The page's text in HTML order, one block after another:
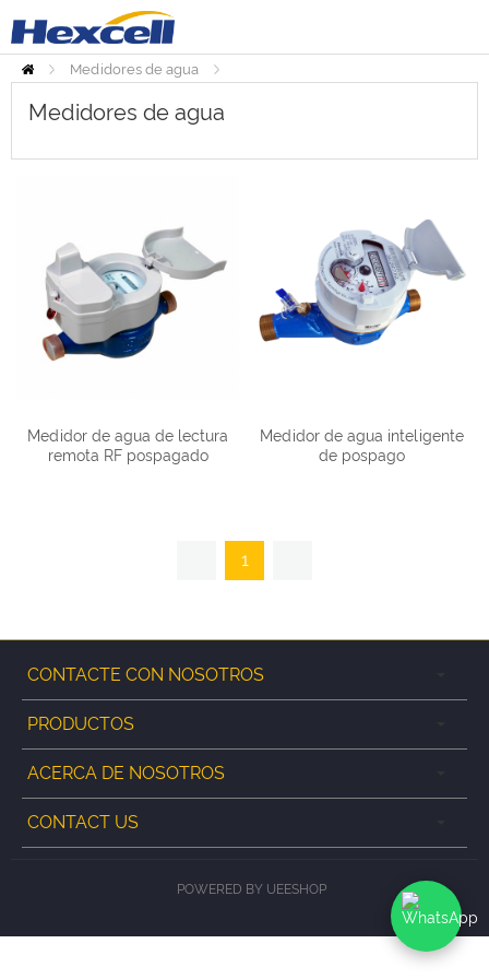
Inicio
Medidores de agua
Medidores de agua
Medidor de agua de lectura
remota RF pospagado
Medidor de agua inteligente
de pospago
1
CONTACTE CON NOSOTROS
PRODUCTOS
ACERCA DE NOSOTROS
CONTACT US
POWERED BY UEESHOP